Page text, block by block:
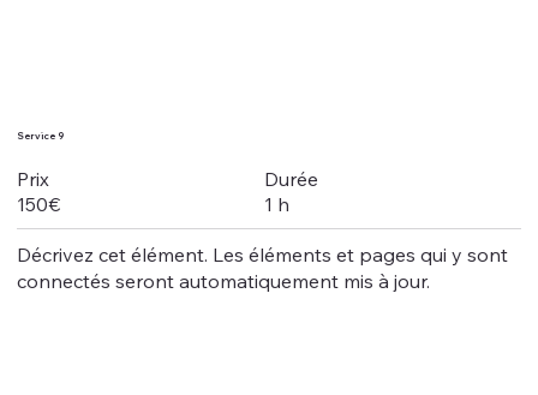
Service 9
Prix
150€
Durée
1 h
Décrivez cet élément. Les éléments et pages qui y sont
connectés seront automatiquement mis à jour.